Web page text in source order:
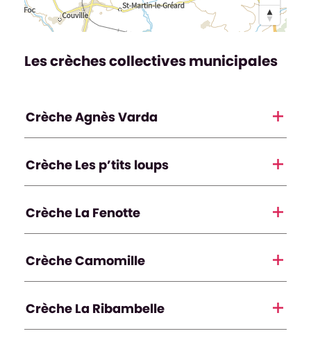
Les crèches collectives municipales
Crèche Agnès Varda
Crèche Les p’tits loups
Crèche La Fenotte
Crèche Camomille
Crèche La Ribambelle